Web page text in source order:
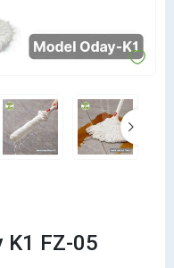
K1 FZ-05